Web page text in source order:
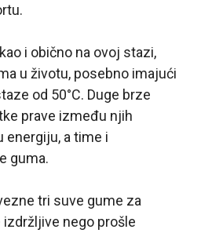
i obično na ovoj stazi,
u životu, posebno imajući
od 50°C. Duge brze
prave između njih
energiju, a time i
guma.
tri suve gume za
nego prošle